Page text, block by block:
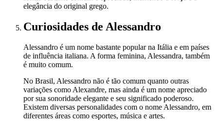
elegância do original grego.
Curiosidades de Alessandro
Alessandro é um nome bastante popular na Itália e em países
de influência italiana. A forma feminina, Alessandra, também
é muito comum.
No Brasil, Alessandro não é tão comum quanto outras
variações como Alexandre, mas ainda é um nome apreciado
por sua sonoridade elegante e seu significado poderoso.
Existem diversas personalidades com o nome Alessandro, em
diferentes áreas como esportes, música e artes.